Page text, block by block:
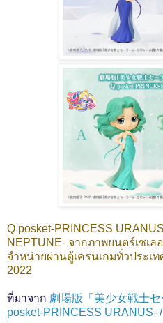
Q posket-PRINCESS
NEPTUNE- จากภาพยนตร์เซเล
จำหน่ายผ่านตู้เครนเกมทั่วประ
2022
ที่มาจาก 劇場版「美少女戦士
posket-PRINCESS URANUS-